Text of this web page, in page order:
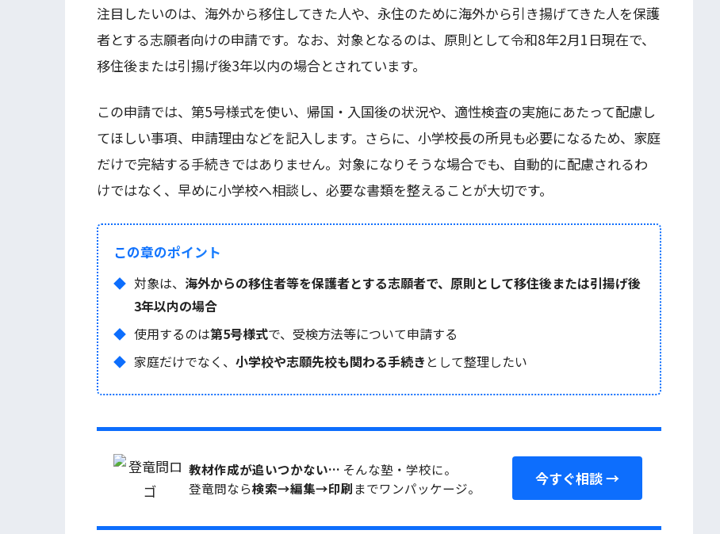
注目したいのは、海外から移住してきた人や、永住のために海外から引き揚げてきた人を保護
者とする志願者向けの申請です。なお、対象となるのは、原則として令和8年2月1日現在で、
移住後または引揚げ後3年以内の場合とされています。
この申請では、第5号様式を使い、帰国・入国後の状況や、適性検査の実施にあたって配慮し
てほしい事項、申請理由などを記入します。さらに、小学校長の所見も必要になるため、家庭
だけで完結する手続きではありません。対象になりそうな場合でも、自動的に配慮されるわ
けではなく、早めに小学校へ相談し、必要な書類を整えることが大切です。
この章のポイント
対象は、 海外からの移住者等を保護者とする志願者で、原則として移住後または引揚げ後
3年以内の場合
使用するのは第5号様式で、受検方法等について申請する
家庭だけでなく、 小学校や志願先校も関わる手続き として整理したい
教材作成が追いつかない… そんな塾・学校に。
登竜問なら検索→編集→印刷 までワンパッケージ。 今すぐ相談 →